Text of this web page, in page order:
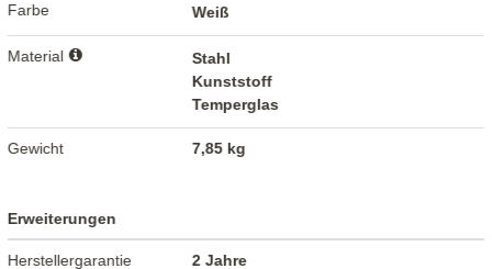
Farbe Weiß
Material
Stahl
Kunststoff
Temperglas
Gewicht 7,85 kg
Erweiterungen
Herstellergarantie 2 Jahre